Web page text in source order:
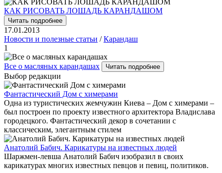
КАК РИСОВАТЬ ЛОШАДЬ КАРАНДАШОМ
Читать подробнее
17.01.2013
Новости и полезные статьи /Карандаш
1
Все о масляных карандашах Читать подробнее
Выбор редакции
Фантастический Дом с химерами
Одна из туристических жемчужин Киева – Дом с химерами –
был построен по проекту известного архитектора Владислава
городецкого. Фантастический декор в сочетании с
классическим, элегантным стилем
Анатолий Бабич. Карикатуры на известных людей
Шаржмен-левша Анатолий Бабич изобразил в своих
карикатурах многих известных певцов и певиц, политиков.